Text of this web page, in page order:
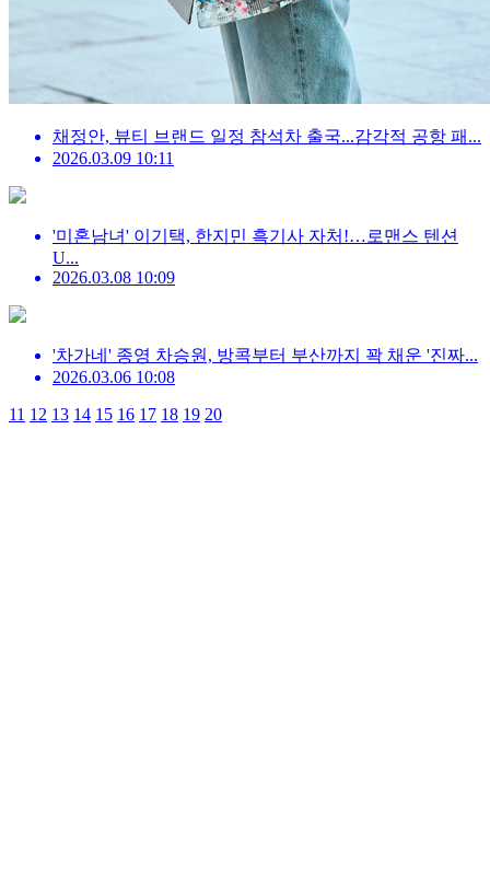
채정안, 뷰티 브랜드 일정 참석차 출국...감각적 공항 패...
2026.03.09 10:11
'미혼남녀' 이기택, 한지민 흑기사 자처!…로맨스 텐션
U...
2026.03.08 10:09
'차가네' 종영 차승원, 방콕부터 부산까지 꽉 채운 '진짜...
2026.03.06 10:08
11 12 13 14 15 16 17 18 19 20